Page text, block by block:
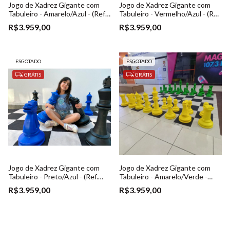
Jogo de Xadrez Gigante com
Tabuleiro - Amarelo/Azul - (Ref.
023)
R$3.959,00
Jogo de Xadrez Gigante com
Tabuleiro - Vermelho/Azul - (Ref.
023)
R$3.959,00
ESGOTADO
GRÁTIS
Jogo de Xadrez Gigante com
Tabuleiro - Preto/Azul - (Ref.
023)
R$3.959,00
ESGOTADO
GRÁTIS
Jogo de Xadrez Gigante com
Tabuleiro - Amarelo/Verde -
(Ref. 023)
R$3.959,00